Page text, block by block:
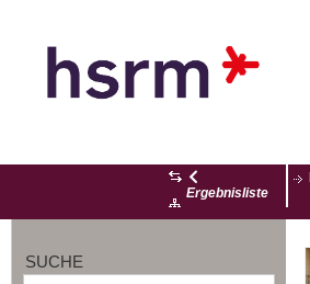
Ergebnisliste
SUCHE